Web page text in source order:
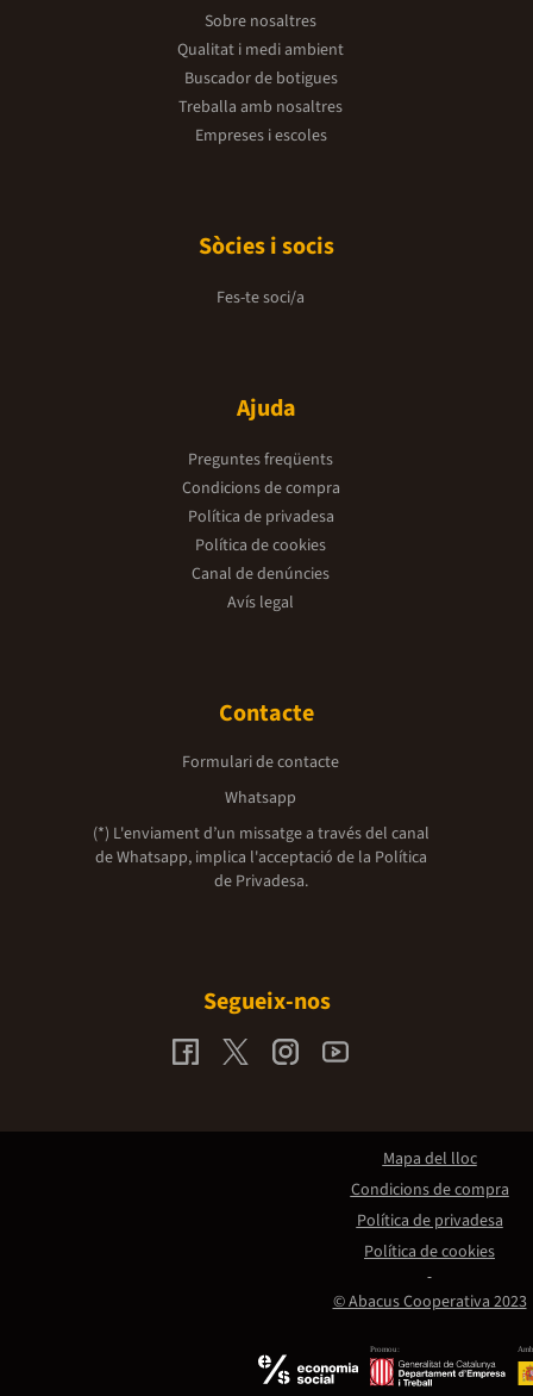
Sobre nosaltres
Qualitat i medi ambient
Buscador de botigues
Treballa amb nosaltres
Empreses i escoles
Sòcies i socis
Fes-te soci/a
Ajuda
Preguntes freqüents
Condicions de compra
Política de privadesa
Política de cookies
Canal de denúncies
Avís legal
Contacte
Formulari de contacte
Whatsapp
(*) L'enviament d’un missatge a través del canal
de Whatsapp, implica l'acceptació de la Política
de Privadesa.
Segueix-nos
Promou:
© Abacus Cooperativa 2023
Mapa del lloc
Condicions de compra
Política de privadesa
Política de cookies